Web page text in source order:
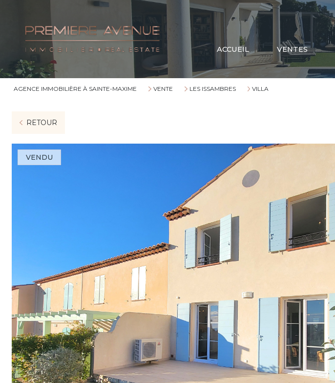
ACCUEIL VENTES
AGENCE IMMOBILIÈRE À SAINTE-MAXIME VENTE LES ISSAMBRES VILLA
RETOUR
VENDU